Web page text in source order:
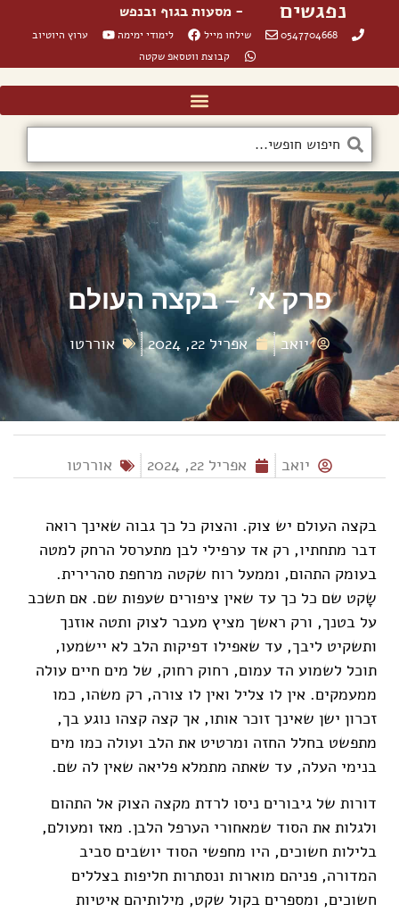
נפגשים - מסעות בגוף ובנפש
0547704668 שילחו מייל לימודי ימימה
ערוץ היוטיוב
קבוצת ווטסאפ שקטה
פרק א׳ – בקצה העולם
יואב אפריל 22, 2024 אוררטו
יואב אפריל 22, 2024 אוררטו
בקצה העולם יש צוק. והצוק כל כך גבוה שאינך רואה
דבר מתחתיו, רק אד ערפילי לבן מתערסל הרחק למטה
בעומק התהום, וממעל רוח שקטה מרחפת סהרירית.
שָקט שם כל כך עד שאין ציפורים שעפות שם. אם תשכב
על בטנך, ורק ראשך מציץ מעבר לצוק ותטה אוזנך
ותשקיט ליבך, עד שאפילו דפיקות הלב לא יישמעו,
תוכל לשמוע הד עמום, רחוק רחוק, של מים חיים עולה
ממעמקים. אין לו צליל ואין לו צורה, רק משהו, כמו
זכרון ישן שאינך זוכר אותו, אך קצה קצהו נוגע בך,
מתפשט בחלל החזה ומרטיט את הלב ועולה כמו מים
בנימי העלה, עד שאתה מתמלא פליאה שאין לה שם.
דורות של גיבורים ניסו לרדת מקצה הצוק אל התהום
ולגלות את הסוד שמאחורי הערפל הלבן. מאז ומעולם,
בלילות חשוכים, היו מחפשי הסוד יושבים סביב
המדורה, פניהם מוארות ונסתרות חליפות בצללים
חשוכים, ומספרים בקול שקט, מילותיהם איטיות